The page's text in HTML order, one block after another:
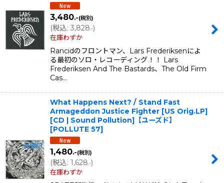
3,480.-(税別)
(税込: 3,828.-)
在庫わずか
Rancidのフロントマン、Lars Frederiksenによ
る最初のソロ・レコーディング！！ Lars
Frederiksen And The Bastards、The Old Firm
Cas…
What Happens Next? / Stand Fast
Armageddon Justice Fighter [US Orig.LP]
[CD | Sound Pollution]【ユーズド】
[POLLUTE 57]
1,480.-(税別)
(税込: 1,628.-)
在庫わずか